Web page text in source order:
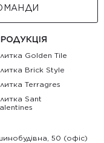
Golden Tile
Brick Style
Terragres
Sant
50 (офіс)